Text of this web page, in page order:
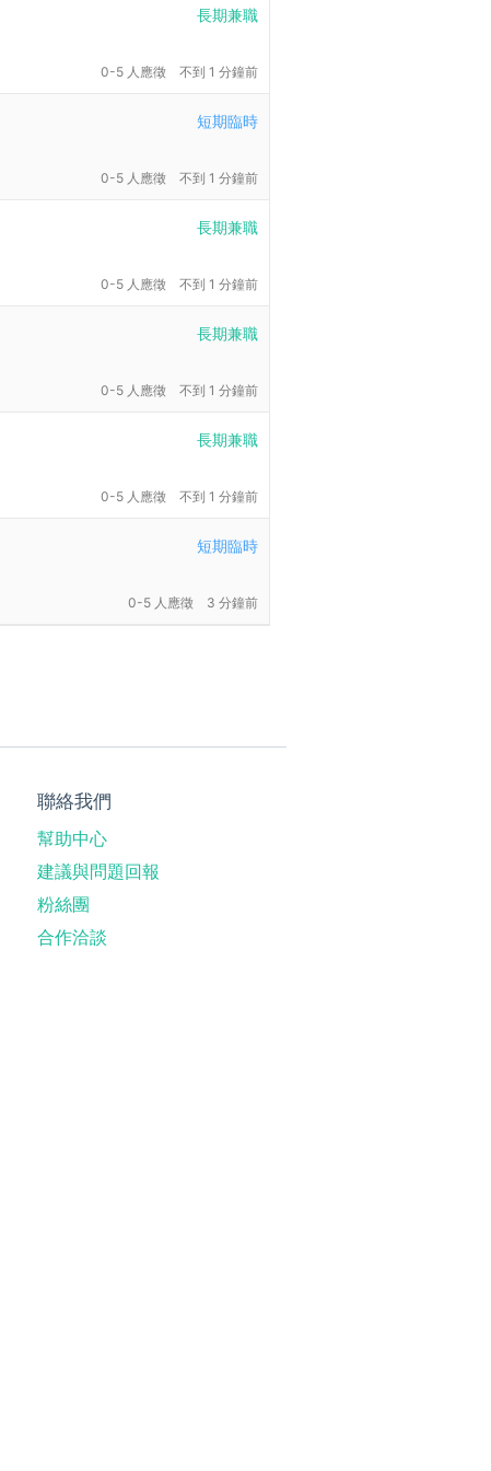
長期兼職
0-5 人應徵 不到 1 分鐘前
短期臨時
0-5 人應徵 不到 1 分鐘前
長期兼職
0-5 人應徵 不到 1 分鐘前
長期兼職
0-5 人應徵 不到 1 分鐘前
長期兼職
0-5 人應徵 不到 1 分鐘前
短期臨時
0-5 人應徵 3 分鐘前
聯絡我們
幫助中心
建議與問題回報
粉絲團
合作洽談